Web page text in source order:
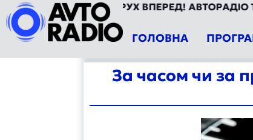
УКРАЇНА - ТВІЙ РУХ ВПЕРЕД! АВТОРАДІО ТЕПЕР
ГОЛОВНА
За часом чи за